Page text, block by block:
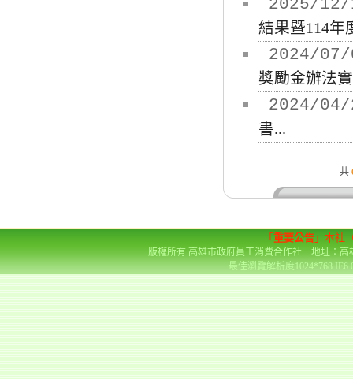
2025/12/
結果暨114年
2024/07/
獎勵金辦法
2024/04/
書...
共
「 重要公告」本社
版權所有 高雄市政府員工消費合作社 地址：高
最佳瀏覽解析度1024*768